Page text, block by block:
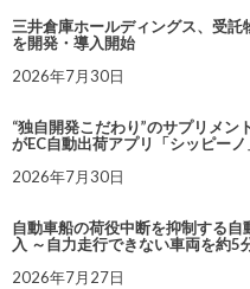
三井倉庫ホールディングス、受託
を開発・導入開始
2026年7月30日
“独自開発こだわり”のサプリメン
がEC自動出荷アプリ「シッピー
2026年7月30日
自動車船の荷役中断を抑制する
入 ～自力走行できない車両を約5
2026年7月27日